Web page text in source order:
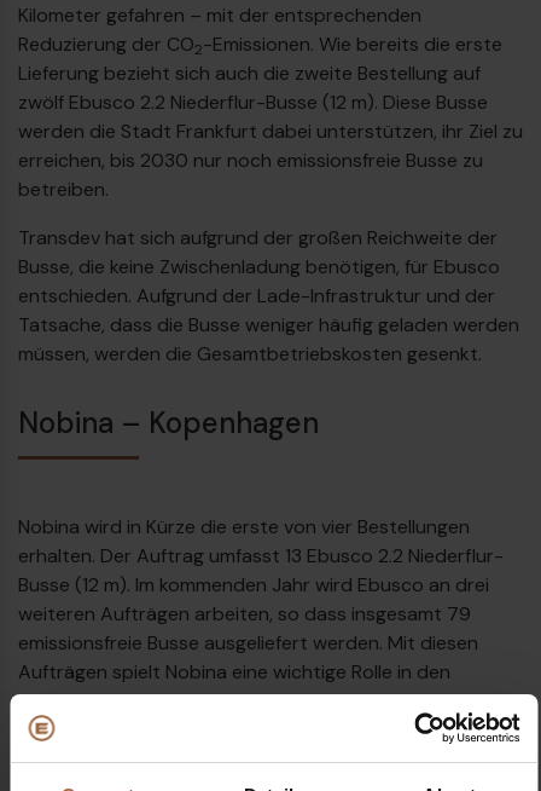
Kilometer gefahren – mit der entsprechenden
Reduzierung der CO2-Emissionen. Wie bereits die erste
Lieferung bezieht sich auch die zweite Bestellung auf
zwölf Ebusco 2.2 Niederflur-Busse (12 m). Diese Busse
werden die Stadt Frankfurt dabei unterstützen, ihr Ziel zu
erreichen, bis 2030 nur noch emissionsfreie Busse zu
betreiben.
Transdev hat sich aufgrund der großen Reichweite der
Busse, die keine Zwischenladung benötigen, für Ebusco
entschieden. Aufgrund der Lade-Infrastruktur und der
Tatsache, dass die Busse weniger häufig geladen werden
müssen, werden die Gesamtbetriebskosten gesenkt.
Nobina – Kopenhagen
Nobina wird in Kürze die erste von vier Bestellungen
erhalten. Der Auftrag umfasst 13 Ebusco 2.2 Niederflur-
Busse (12 m). Im kommenden Jahr wird Ebusco an drei
weiteren Aufträgen arbeiten, so dass insgesamt 79
emissionsfreie Busse ausgeliefert werden. Mit diesen
Aufträgen spielt Nobina eine wichtige Rolle in den
ehrgeizigen Plänen Dänemarks, bis 2030 eine
Reduzierung der CO
-Emissionen um 7,2 Millionen Tonnen
zu erreichen.
€